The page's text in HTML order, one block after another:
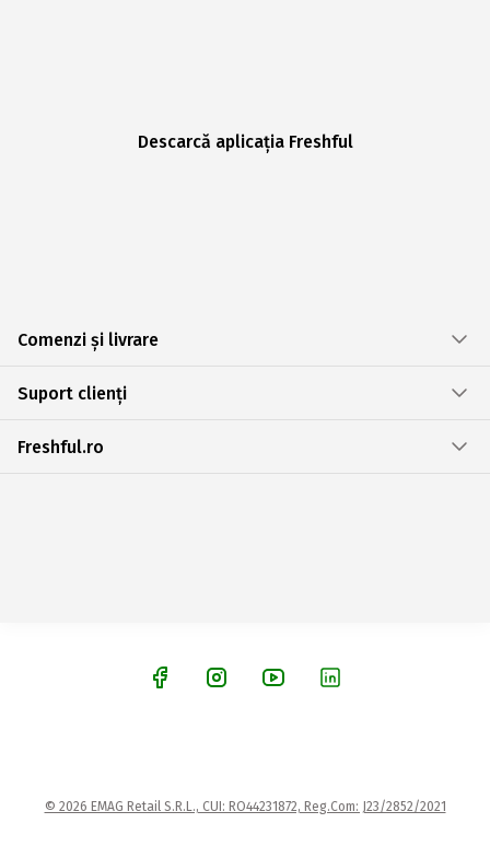
Descarcă aplicația Freshful
Comenzi și livrare
Suport clienți
Freshful.ro
© 2026 EMAG Retail S.R.L., CUI: RO44231872, Reg.Com: J23/2852/2021